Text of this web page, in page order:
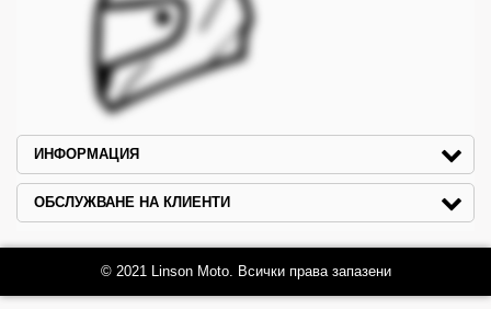
ИНФОРМАЦИЯ
ОБСЛУЖВАНЕ НА КЛИЕНТИ
© 2021 Linson Moto. Всички права запазени